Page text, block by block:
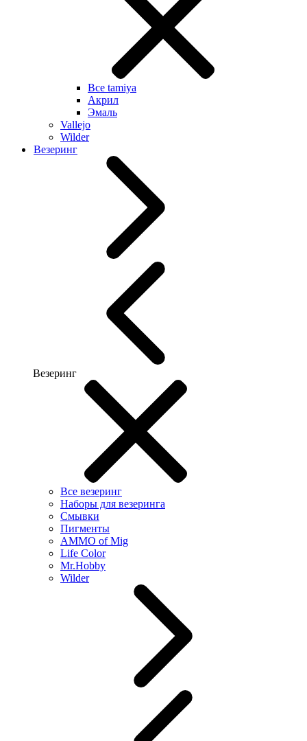
Все tamiya
Акрил
Эмаль
Vallejo
Wilder
Везеринг
Везеринг
Все везеринг
Наборы для везеринга
Смывки
Пигменты
AMMO of Mig
Life Color
Mr.Hobby
Wilder